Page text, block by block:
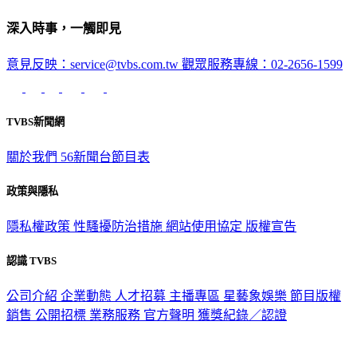
深入時事，一觸即見
意見反映：service@tvbs.com.tw 觀眾服務專線：02-2656-1599
TVBS新聞網
關於我們 56新聞台節目表
政策與隱私
隱私權政策 性騷擾防治措施 網站使用協定 版權宣告
認識 TVBS
公司介紹 企業動態 人才招募 主播專區 星藝象娛樂 節目版權
銷售 公開招標 業務服務 官方聲明 獲獎紀錄／認證